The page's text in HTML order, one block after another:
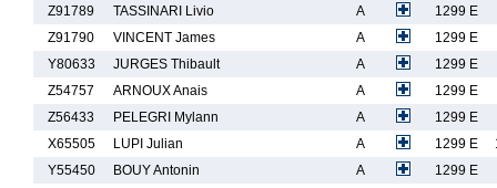
Z91789
TASSINARI Livio A
1299 E
Z91790
VINCENT James A
1299 E
Y80633
JURGES Thibault A
1299 E
Z54757
ARNOUX Anais A
1299 E
Z56433
PELEGRI Mylann A
1299 E
X65505
LUPI Julian A 1299 E
Y55450
BOUY Antonin A
1299 E